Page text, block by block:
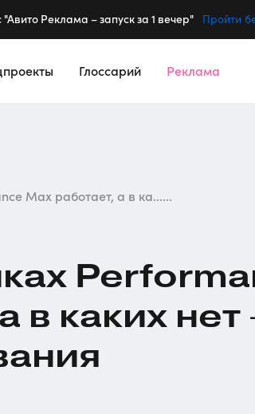
"Авито Реклама – запуск за 1 вечер" Пройти
Глоссарий Реклама
Max работает, а в ка......
в каких нет